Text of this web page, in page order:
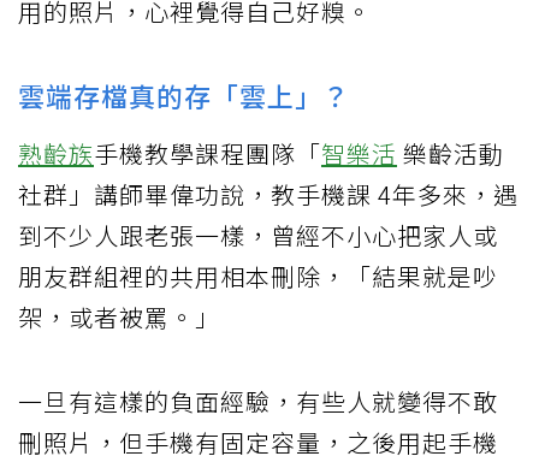
用的照片，心裡覺得自己好糗。
雲端存檔真的存「雲上」？
熟齡族手機教學課程團隊「智樂活 樂齡活動
社群」講師畢偉功說，教手機課 4年多來，遇
到不少人跟老張一樣，曾經不小心把家人或
朋友群組裡的共用相本刪除，「結果就是吵
架，或者被罵。」
一旦有這樣的負面經驗，有些人就變得不敢
刪照片，但手機有固定容量，之後用起手機